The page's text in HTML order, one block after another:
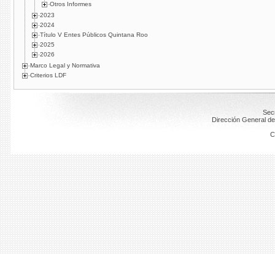
Otros Informes
2023
2024
Título V Entes Públicos Quintana Roo
2025
2026
Marco Legal y Normativa
Criterios LDF
Dirección General